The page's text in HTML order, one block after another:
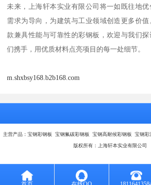
未来，上海轩本实业有限公司将一如既往地
需求为导向，为建筑与工业领域创造更多价
款兼具性能与可靠性的彩钢板，欢迎与我们
们携手，用优质材料点亮项目的每一处细节。
m.shxbsy168.b2b168.com
主营产品：宝钢彩钢板 宝钢氟碳彩钢板 宝钢高耐候彩钢板 宝钢
版权所有：上海轩本实业有限公司